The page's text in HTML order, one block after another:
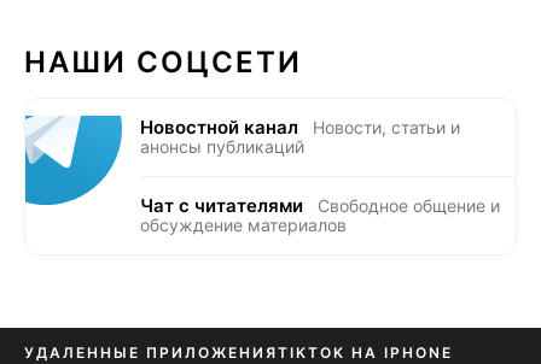
НАШИ СОЦСЕТИ
Новостной канал
Новости, статьи и
анонсы публикаций
Чат с читателями
Свободное общение и
обсуждение материалов
УДАЛЕННЫЕ ПРИЛОЖЕНИЯTIKTOK НА IPHONE